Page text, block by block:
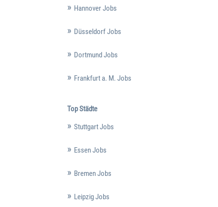
Hannover Jobs
Düsseldorf Jobs
Dortmund Jobs
Frankfurt a. M. Jobs
Top Städte
Stuttgart Jobs
Essen Jobs
Bremen Jobs
Leipzig Jobs